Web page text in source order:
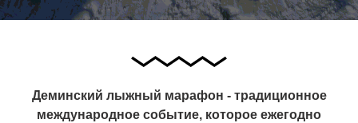
Деминский лыжный марафон - традиционное
международное событие, которое ежегодно